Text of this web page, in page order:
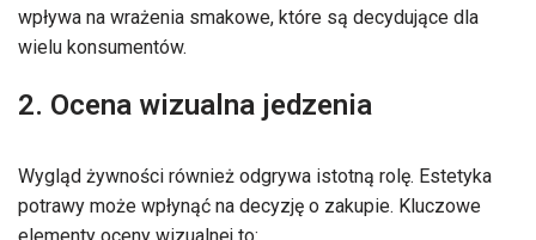
wpływa na wrażenia smakowe, które są decydujące dla
wielu konsumentów.
2. Ocena wizualna jedzenia
Wygląd żywności również odgrywa istotną rolę. Estetyka
potrawy może wpłynąć na decyzję o zakupie. Kluczowe